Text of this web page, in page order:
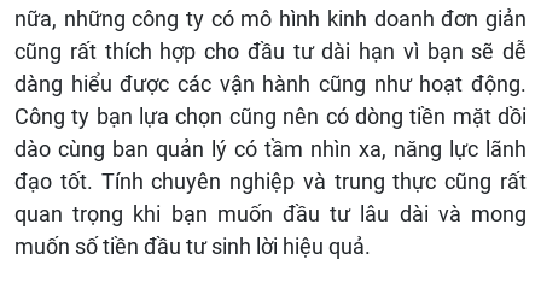
nữa, những công ty có mô hình kinh doanh đơn giản
cũng rất thích hợp cho đầu tư dài hạn vì bạn sẽ dễ
dàng hiểu được các vận hành cũng như hoạt động.
Công ty bạn lựa chọn cũng nên có dòng tiền mặt dồi
dào cùng ban quản lý có tầm nhìn xa, năng lực lãnh
đạo tốt. Tính chuyên nghiệp và trung thực cũng rất
quan trọng khi bạn muốn đầu tư lâu dài và mong
muốn số tiền đầu tư sinh lời hiệu quả.